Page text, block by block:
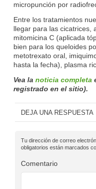
micropunción por
Entre los tratamientos
llegar para las cicatrices,
mitomicina C (aplicada
bien para los queloides
metotrexato oral,
hasta la fecha), plasma
Vea la noticia completa
registrado en el sitio).
DEJA UNA RESPUESTA
Tu dirección de correo
obligatorios están marcados
Comentario